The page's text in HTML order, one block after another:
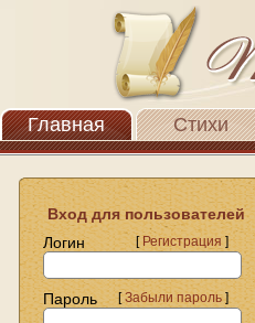
Главная Стихи
Вход для пользователей
Логин
[Регистрация]
Пароль [Забыли пароль]